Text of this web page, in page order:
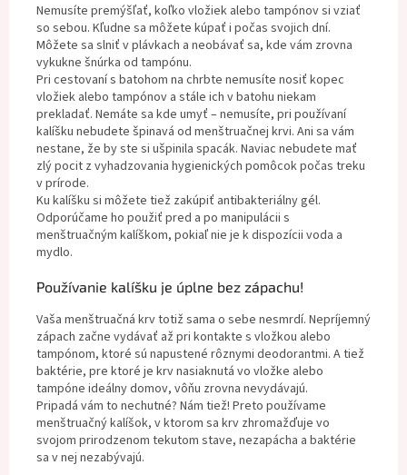
Nemusíte premýšľať, koľko vložiek alebo tampónov si vziať
so sebou. Kľudne sa môžete kúpať i počas svojich dní.
Môžete sa slniť v plávkach a neobávať sa, kde vám zrovna
vykukne šnúrka od tampónu.
Pri cestovaní s batohom na chrbte nemusíte nosiť kopec
vložiek alebo tampónov a stále ich v batohu niekam
prekladať. Nemáte sa kde umyť – nemusíte, pri používaní
kalíšku nebudete špinavá od menštruačnej krvi. Ani sa vám
nestane, že by ste si ušpinila spacák. Naviac nebudete mať
zlý pocit z vyhadzovania hygienických pomôcok počas treku
v prírode.
Ku kalíšku si môžete tiež zakúpiť antibakteriálny gél.
Odporúčame ho použiť pred a po manipulácii s
menštruačným kalíškom, pokiaľ nie je k dispozícii voda a
mydlo.
Používanie kalíšku je úplne bez zápachu!
Vaša menštruačná krv totiž sama o sebe nesmrdí. Nepríjemný
zápach začne vydávať až pri kontakte s vložkou alebo
tampónom, ktoré sú napustené rôznymi deodorantmi. A tiež
baktérie, pre ktoré je krv nasiaknutá vo vložke alebo
tampóne ideálny domov, vôňu zrovna nevydávajú.
Pripadá vám to nechutné? Nám tiež! Preto používame
menštruačný kalíšok, v ktorom sa krv zhromažďuje vo
svojom prirodzenom tekutom stave, nezapácha a baktérie
sa v nej nezabývajú.